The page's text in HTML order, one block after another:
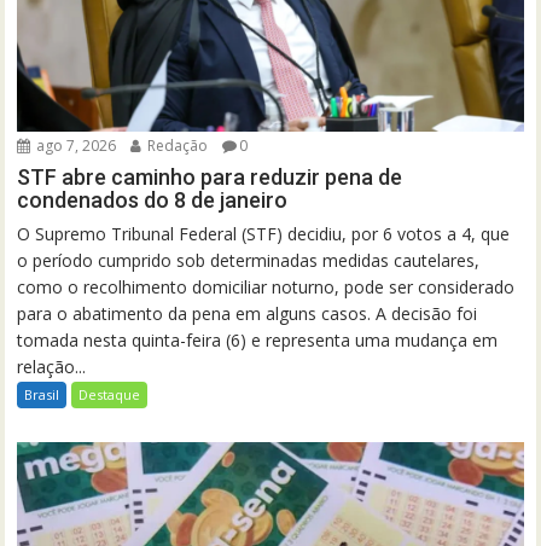
ago 7, 2026 Redação 0
STF abre caminho para reduzir pena de
condenados do 8 de janeiro
O Supremo Tribunal Federal (STF) decidiu, por 6 votos a 4, que
o período cumprido sob determinadas medidas cautelares,
como o recolhimento domiciliar noturno, pode ser considerado
para o abatimento da pena em alguns casos. A decisão foi
tomada nesta quinta-feira (6) e representa uma mudança em
relação...
Brasil Destaque